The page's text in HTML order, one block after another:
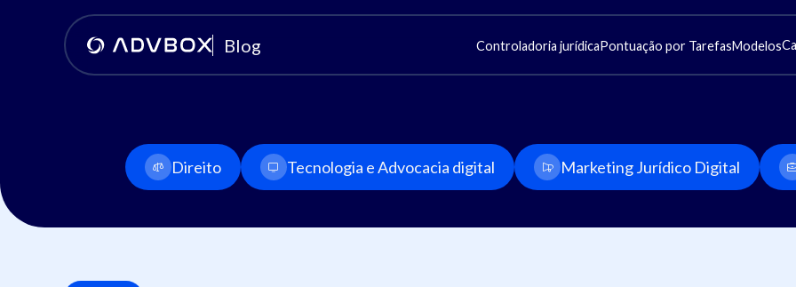
Blog Controladoria jurídicaPontuação por TarefasModelos
Direito Tecnologia e Advocacia digital Marketing Jurídico Digital